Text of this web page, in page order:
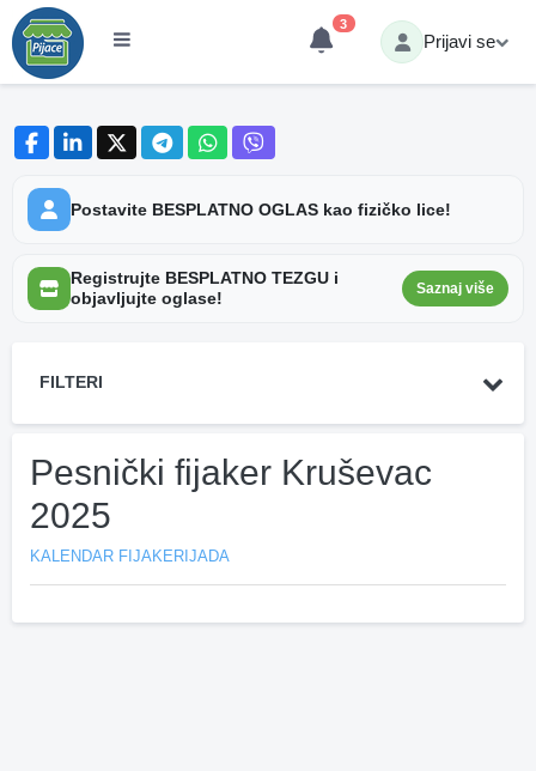
3
Prijavi se
Postavite BESPLATNO OGLAS kao fizičko lice!
Registrujte BESPLATNO TEZGU i
objavljujte oglase!
Saznaj više
FILTERI
Pesnički fijaker Kruševac
2025
KALENDAR FIJAKERIJADA